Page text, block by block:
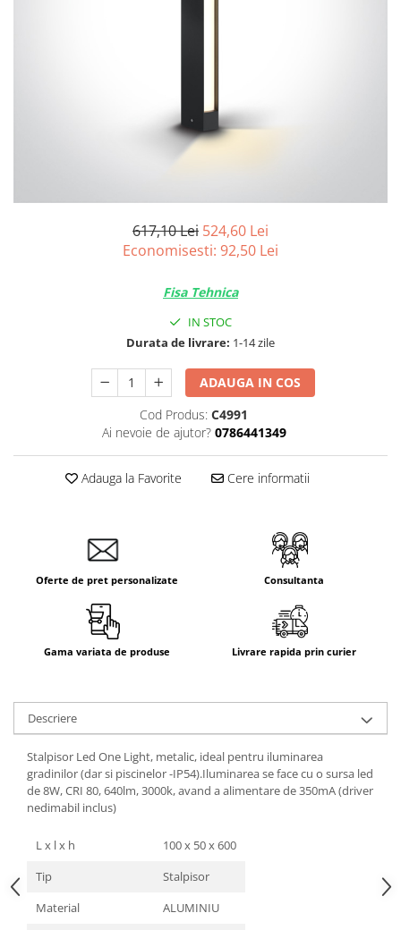
617,10 Lei 524,60 Lei
Economisesti: 92,50 Lei
Fisa Tehnica
IN STOC
Durata de livrare: 1-14 zile
ADAUGA IN COS
Cod Produs: C4991
Ai nevoie de ajutor? 0786441349
Adauga la Favorite Cere informatii
Oferte de pret personalizate Consultanta
Gama variata de produse Livrare rapida prin curier
Descriere
Stalpisor Led One Light, metalic, ideal pentru iluminarea
gradinilor (dar si piscinelor -IP54).Iluminarea se face cu o sursa led
de 8W, CRI 80, 640lm, 3000k, avand a alimentare de 350mA (driver
nedimabil inclus)
L x l x h
100 x 50 x 600
Tip
Stalpisor
Material
ALUMINIU